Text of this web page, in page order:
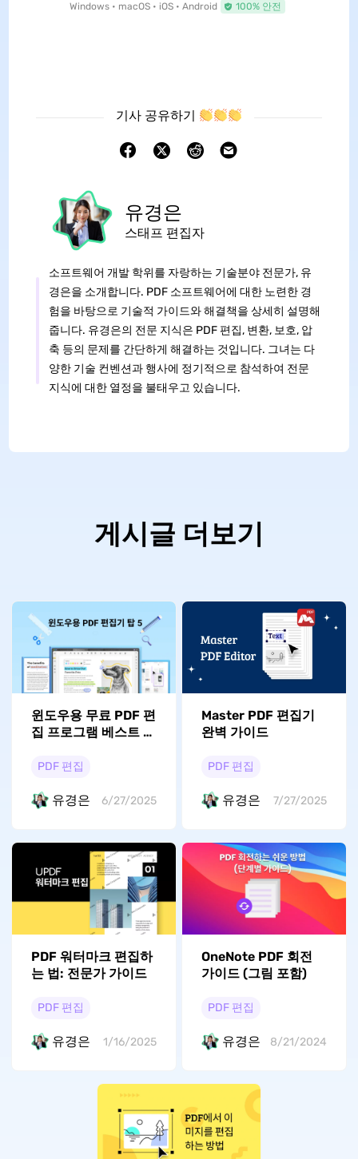
Windows • macOS • iOS • Android 100% 안전
기사 공유하기
유경은
스태프 편집자
소프트웨어 개발 학위를 자랑하는 기술분야 전문가, 유
경은을 소개합니다. PDF 소프트웨어에 대한 노련한 경
험을 바탕으로 기술적 가이드와 해결책을 상세히 설명해
줍니다. 유경은의 전문 지식은 PDF 편집, 변환, 보호, 압
축 등의 문제를 간단하게 해결하는 것입니다. 그녀는 다
양한 기술 컨벤션과 행사에 정기적으로 참석하여 전문
지식에 대한 열정을 불태우고 있습니다.
게시글 더보기
윈도우용 무료 PDF 편
집 프로그램 베스트 5
PDF 편집
유경은 6/27/2025
Master PDF 편집기
완벽 가이드
PDF 편집
유경은 7/27/2025
PDF 워터마크 편집하
는 법: 전문가 가이드
PDF 편집
유경은 1/16/2025
OneNote PDF 회전
가이드 (그림 포함)
PDF 편집
유경은 8/21/2024